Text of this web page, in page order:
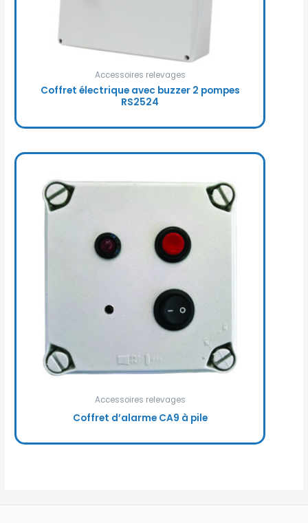
Accessoires relevages
Coffret électrique avec buzzer 2 pompes
RS2524
Accessoires relevages
Coffret d’alarme CA9 à pile